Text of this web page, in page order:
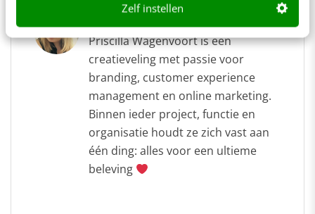
Zelf instellen
Priscilla Wagenvoort
Priscilla Wagenvoort is een
creatieveling met passie voor
branding, customer experience
management en online marketing.
Binnen ieder project, functie en
organisatie houdt ze zich vast aan
één ding: alles voor een ultieme
beleving